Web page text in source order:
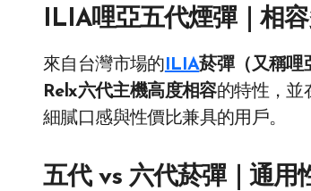
ILIA哩亞五代煙彈｜相
來自台灣市場的 ILIA菸彈（又稱哩
Relx六代主機高度相容的特性，並
細膩口感與性價比兼具的用戶。
五代 vs 六代菸彈｜通用